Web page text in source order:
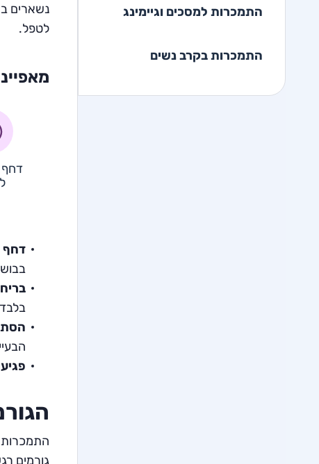
התמכרות למסכים וגיימינג
התמכרות בקרב נשים
נשארים
לטפל.
דחף
גורמים